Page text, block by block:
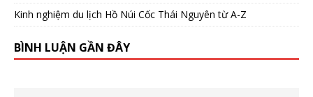
Kinh nghiệm du lịch Hồ Núi Cốc Thái Nguyên từ A-Z
BÌNH LUẬN GẦN ĐÂY